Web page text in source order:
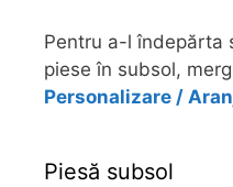
Pentru a-l îndepărta
piese în subsol,
Personalizare /
Piesă subsol